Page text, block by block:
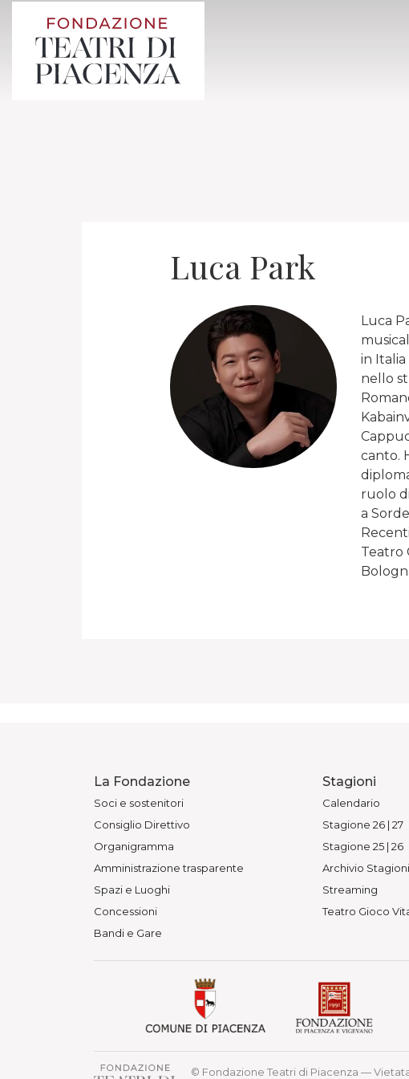
Luca Park
Luca
in
nello
canto.
ruolo
a
Teatro
La Fondazione
Soci e sostenitori
Consiglio Direttivo
Organigramma
Amministrazione trasparente
Spazi e Luoghi
Concessioni
Bandi e Gare
Stagioni
Calendario
Stagione 26 | 27
Stagione 25 | 26
Archivio Stagioni
Streaming
Teatro Gioco
© Fondazione Teatri di Piacenza —